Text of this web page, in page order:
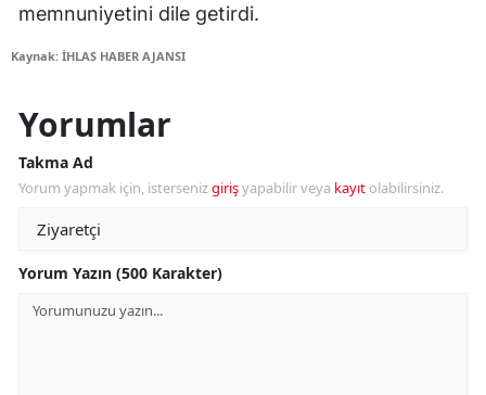
memnuniyetini dile getirdi.
Kaynak: İHLAS HABER AJANSI
Yorumlar
Takma Ad
Yorum yapmak için, istersenizgirişyapabilir veya kayıt olabilirsiniz.
Yorum Yazın (500 Karakter)